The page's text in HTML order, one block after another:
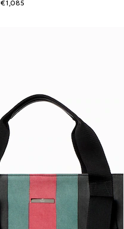
€1,085